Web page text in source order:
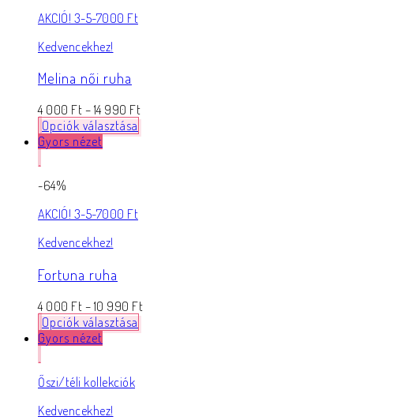
AKCIÓ! 3-5-7000 Ft
Kedvencekhez!
Melina női ruha
4 000 Ft – 14 990 Ft
Opciók választása
Gyors nézet
-64%
AKCIÓ! 3-5-7000 Ft
Kedvencekhez!
Fortuna ruha
4 000 Ft – 10 990 Ft
Opciók választása
Gyors nézet
Őszi/téli kollekciók
Kedvencekhez!